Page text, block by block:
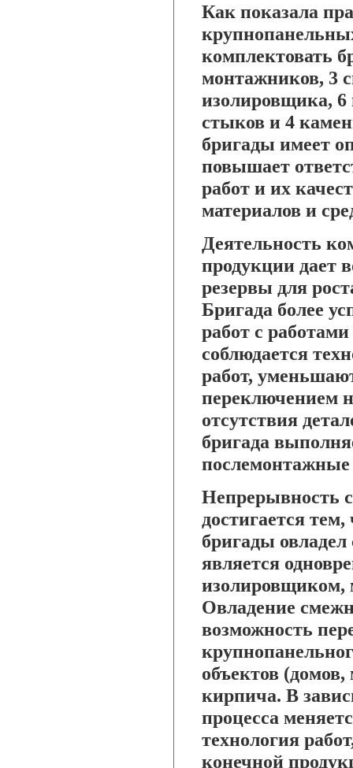
Как показала
комплектовать
монтажников, 3
изолировщика, 6
стыков и 4
бригады имеет
повышает
работ и их
материалов и
Деятельность
продукции дает
резервы для
Бригада более
работ с
соблюдается
работ,
переключением
отсутствия
бригада
послемонтажные
Непрерывность
достигается
бригады
является
Овладение
возможность
объектов (домов,
кирпича. В
процесса
технология
конечной